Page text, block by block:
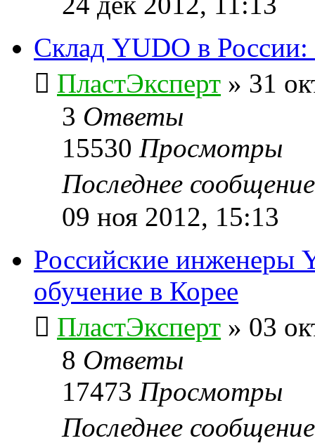
Склад YUDO в России:
ПластЭксперт » 31
3 Ответы
15530 Просмотры
Последнее
09 ноя 2012, 15:13
Российские инженеры
обучение в Корее
ПластЭксперт » 03
8 Ответы
17473 Просмотры
Последнее